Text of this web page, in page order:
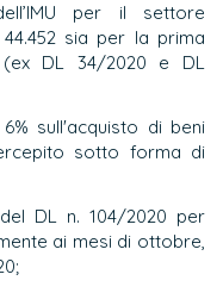
per il settore
sia per la prima
DL 34/2020 e DL
sull'acquisto di beni
sotto forma di
DL n. 104/2020 per
ai mesi di ottobre,